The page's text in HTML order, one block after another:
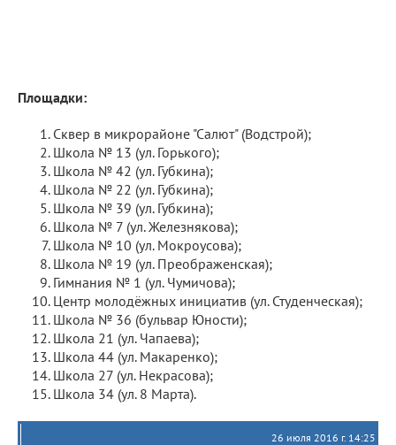
Площадки:
Сквер в микрорайоне "Салют" (Водстрой);
Школа № 13 (ул. Горького);
Школа № 42 (ул. Губкина);
Школа № 22 (ул. Губкина);
Школа № 39 (ул. Губкина);
Школа № 7 (ул. Железнякова);
Школа № 10 (ул. Мокроусова);
Школа № 19 (ул. Преображенская);
Гимнания № 1 (ул. Чумичова);
Центр молодёжных инициатив (ул. Студенческая);
Школа № 36 (бульвар Юности);
Школа 21 (ул. Чапаева);
Школа 44 (ул. Макаренко);
Школа 27 (ул. Некрасова);
Школа 34 (ул. 8 Марта).
26 июля 2016 г. 14:25